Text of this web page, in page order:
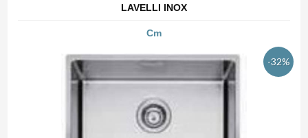
LAVELLI INOX
Cm
-32%